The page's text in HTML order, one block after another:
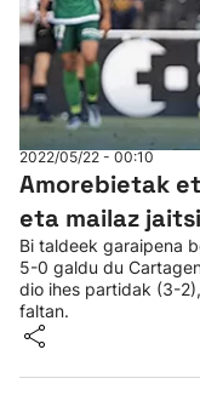
2022/05/22 - 00:10
Amorebietak
eta mailaz
Bi taldeek garaipena
5-0 galdu du
dio ihes partidak (3-
faltan.